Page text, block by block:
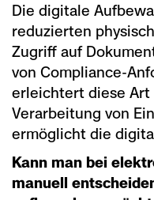
Die digitale
reduzierten
Zugriff auf
von Compliance-
erleichtert diese Art
Verarbeitung von
ermöglicht die
Kann man bei
manuell